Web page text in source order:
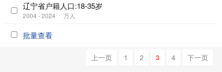
辽宁省户籍人口:18-35岁
2004 - 2024 万人
批量查看
上一页 1 2 3 4 下一页